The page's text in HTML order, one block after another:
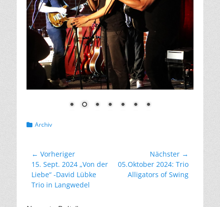
Kategorien
Archiv
Beitragsnavigation
← Vorheriger
Vorheriger
Beitrag:
15. Sept. 2024 „Von der
Liebe“ -David Lübke
Trio in Langwedel
Nächster →
Nächster
Beitrag:
05.Oktober 2024: Trio
Alligators of Swing